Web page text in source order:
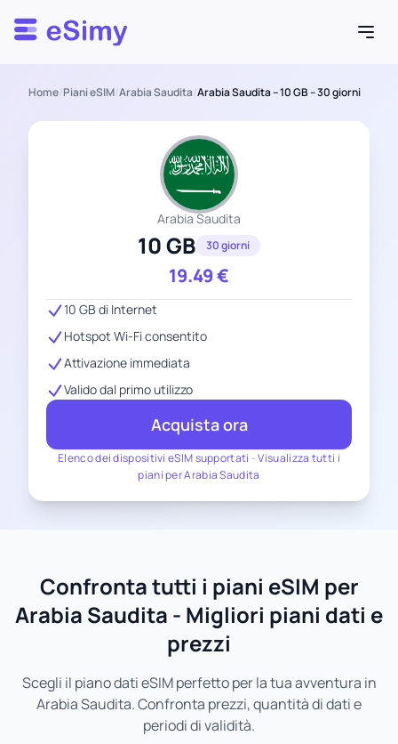
Esimy
Home/Piani eSIM/Arabia Saudita/Arabia Saudita – 10 GB – 30 giorni
Arabia Saudita
10 GB 30 giorni
19.49€
Elenco dei dispositivi eSIM supportati -Visualizza tutti i
piani per Arabia Saudita
10 GB di Internet
Hotspot Wi-Fi consentito
Attivazione immediata
Valido dal primo utilizzo
Acquista ora
Confronta tutti i piani eSIM per
Arabia Saudita - Migliori piani dati e
prezzi
Scegli il piano dati eSIM perfetto per la tua avventura in
Arabia Saudita. Confronta prezzi, quantità di dati e
periodi di validità.